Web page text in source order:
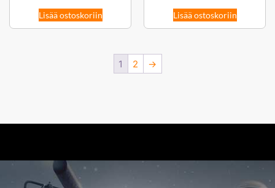
Lisää ostoskoriin Lisää ostoskoriin
1 2 →